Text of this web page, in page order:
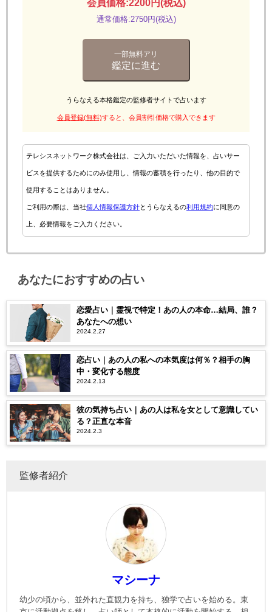
会員価格:2200円(税込)
通常価格:2750円(税込)
一部無料アリ
鑑定に進む
うらなえる本格鑑定の監修者サイトで占います
会員登録(無料)すると、会員割引価格で購入できます
テレシスネットワーク株式会社は、ご入力いただいた情報を、占いサー
ビスを提供するためにのみ使用し、情報の蓄積を行ったり、他の目的で
使用することはありません。
ご利用の際は、当社個人情報保護方針とうらなえるの利用規約に同意の
上、必要情報をご入力ください。
あなたにおすすめの占い
恋愛占い｜霊視で特定！あの人の本命…結局、誰？
あなたへの想い
2024.2.27
恋占い｜あの人の私への本気度は何％？相手の胸
中・変化する態度
2024.2.13
彼の気持ち占い｜あの人は私を女として意識してい
る？正直な本音
2024.2.3
監修者紹介
マシーナ
幼少の頃から、並外れた直観力を持ち、独学で占いを始める。東